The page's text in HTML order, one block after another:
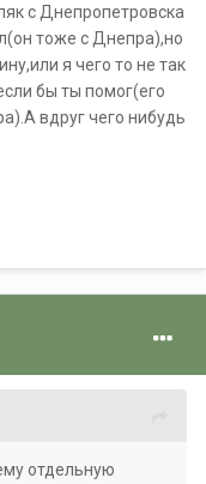
с Днепропетровска
тоже с Днепра),но
я чего то не так
бы ты помог(его
вдруг чего нибудь
отдельную